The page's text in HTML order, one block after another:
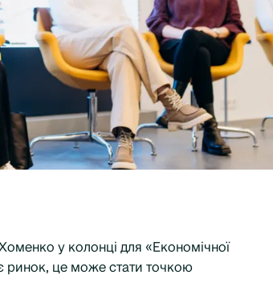
у колонці для «Економічної
ринок, це може стати точкою